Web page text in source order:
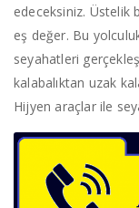
edeceksiniz. Üstelik
eş değer. Bu
seyahatleri
kalabalıktan uzak
Hijyen araçlar ile